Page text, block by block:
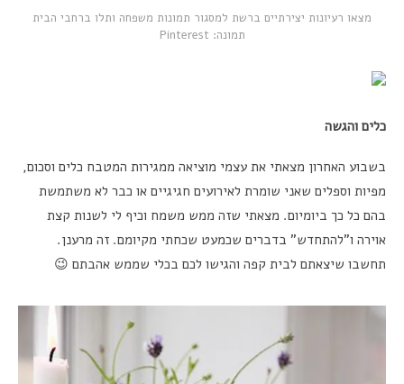
מצאו רעיונות יצירתיים ברשת למסגור תמונות משפחה ותלו ברחבי הבית
תמונה: Pinterest
כלים והגשה
בשבוע האחרון מצאתי את עצמי מוציאה ממגירות המטבח כלים וסכום,
מפיות וספלים שאני שומרת לאירועים חגיגיים או כבר לא משתמשת
בהם כל כך ביומיום. מצאתי שזה ממש משמח וכיף לי לשנות קצת
אוירה ו”להתחדש” בדברים שכמעט שכחתי מקיומם. זה מרענן.
תחשבו שיצאתם לבית קפה והגישו לכם בכלי שממש אהבתם 😉